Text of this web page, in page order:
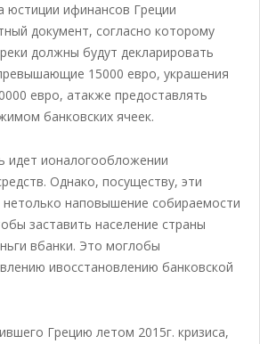
юстиции ифинансов Греции
документ, согласно которому
должны будут декларировать
15000 евро, украшения
евро, атакже предоставлять
банковских ячеек.
идет ионалогообложении
Однако, посуществу, эти
наповышение собираемости
заставить население страны
вбанки. Это моглобы
ивосстановлению банковской
Грецию летом 2015г. кризиса,